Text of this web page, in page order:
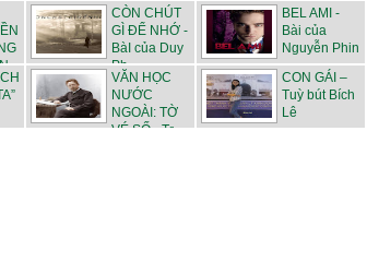
CÒN CHÚT
GÌ ĐỂ NHỚ -
BàI của Duy
Ph...
BEL AMI -
Bài của
Nguyễn Phin
VĂN HỌC
NƯỚC
NGOÀI: TỜ
VÉ SỐ - Tr...
CON GÁI –
Tuỳ bút Bích
Lê